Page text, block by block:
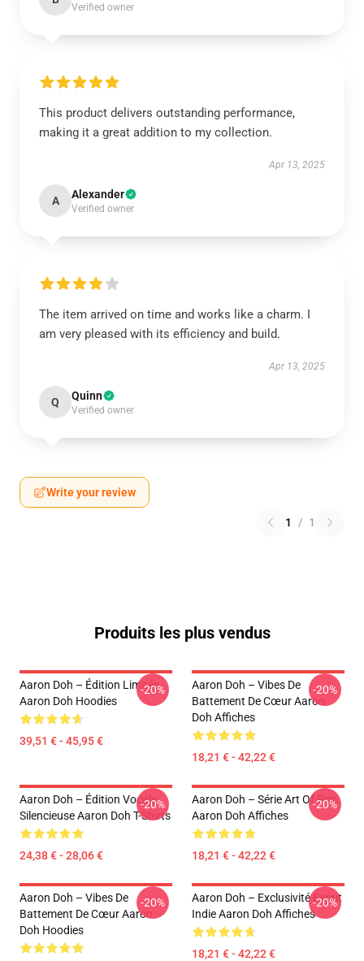
Verified owner
This product delivers outstanding performance,
making it a great addition to my collection.
Apr 13, 2025
A Alexander
Verified owner
The item arrived on time and works like a charm. I
am very pleased with its efficiency and build.
Apr 13, 2025
Q Quinn
Verified owner
Write your review
1 / 1
Produits les plus vendus
Aaron Doh – Édition Limitée
Aaron Doh Hoodies
39,51 € - 45,95 €
-20%
Aaron Doh – Vibes De
Battement De Cœur Aaron
Doh Affiches
18,21 € - 42,22 €
-20%
Aaron Doh – Édition Vocale
Silencieuse Aaron Doh T-Shirts
24,38 € - 28,06 €
-20%
Aaron Doh – Série Art Of Pop
Aaron Doh Affiches
18,21 € - 42,22 €
-20%
Aaron Doh – Vibes De
Battement De Cœur Aaron
Doh Hoodies
-20%
Aaron Doh – Exclusivité Esprit
Indie Aaron Doh Affiches
18,21 € - 42,22 €
-20%